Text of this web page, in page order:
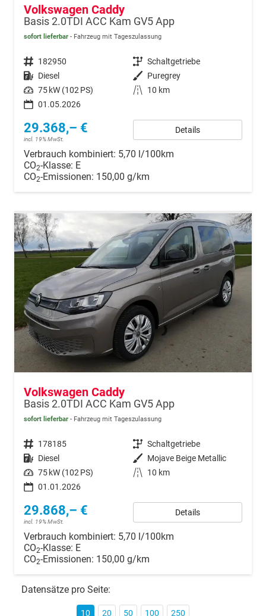
Volkswagen Caddy
Basis 2.0TDI ACC Kam GV5 App
sofort lieferbar Fahrzeug mit Tageszulassung
Fahrzeugnr. 182950 Getriebe Schaltgetriebe
Kraftstoff Diesel Außenfarbe Puregrey
Leistung 75 kW (102 PS) Kilometerstand
10 km
01.05.2026
29.368,– €
incl. 19% MwSt.
Details
Verbrauch kombiniert: 5,70 l/100km
CO2-Klasse: E
CO2-Emissionen: 150,00 g/km
Volkswagen Caddy
Basis 2.0TDI ACC Kam GV5 App
sofort lieferbar Fahrzeug mit Tageszulassung
Fahrzeugnr. 178185 Getriebe Schaltgetriebe
Kraftstoff Diesel Außenfarbe Mojave Beige Metallic
Leistung 75 kW (102 PS) Kilometerstand
10 km
01.01.2026
29.868,– €
incl. 19% MwSt.
Details
Verbrauch kombiniert: 5,70 l/100km
CO2-Klasse: E
CO2-Emissionen: 150,00 g/km
Datensätze pro Seite:
10 20 50 100 250